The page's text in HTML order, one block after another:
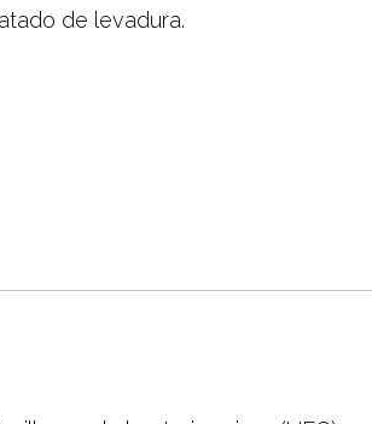
de levadura.